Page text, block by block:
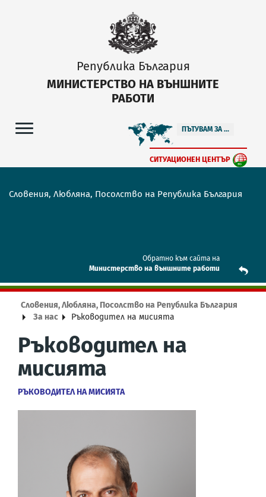
Република България
МИНИСТЕРСТВО НА ВЪНШНИТЕ
РАБОТИ
ПЪТУВАМ ЗА ...
СИТУАЦИОНЕН ЦЕНТЪР
Словения, Любляна, Посолство на Република България
Обратно към сайта на
Mинистерство на външните работи
Словения, Любляна, Посолство на Република България
За нас
Ръководител на мисията
Ръководител на
мисията
РЪКОВОДИТЕЛ НА МИСИЯТА